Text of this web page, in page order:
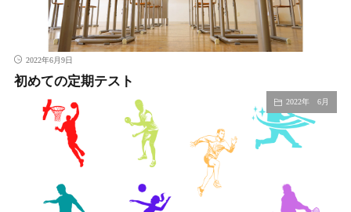
2022年6月9日
初めての定期テスト
2022年 6月